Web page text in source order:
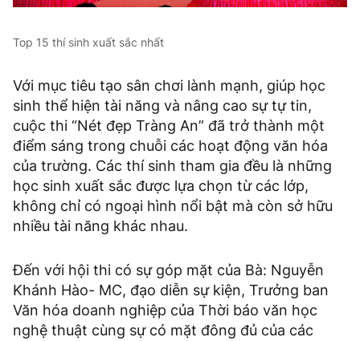
Top 15 thí sinh xuất sắc nhất
Với mục tiêu tạo sân chơi lành mạnh, giúp học
sinh thể hiện tài năng và nâng cao sự tự tin,
cuộc thi “Nét đẹp Tràng An” đã trở thành một
điểm sáng trong chuỗi các hoạt động văn hóa
của trường. Các thí sinh tham gia đều là những
học sinh xuất sắc được lựa chọn từ các lớp,
không chỉ có ngoại hình nổi bật mà còn sở hữu
nhiều tài năng khác nhau.
Đến với hội thi có sự góp mặt của Bà: Nguyễn
Khánh Hào- MC, đạo diễn sự kiện, Trưởng ban
Văn hóa doanh nghiệp của Thời báo văn học
nghệ thuật cùng sự có mặt đông đủ của các